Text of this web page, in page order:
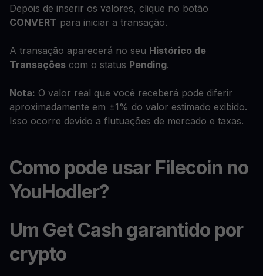
Depois de inserir os valores, clique no botão
CONVERT para iniciar a transação.
A transação aparecerá no seu Histórico de
Transações com o status Pending.
Nota: O valor real que você receberá pode diferir
aproximadamente em ±1% do valor estimado exibido.
Isso ocorre devido a flutuações de mercado e taxas.
Como pode usar Filecoin no
YouHodler?
Um Get Cash garantido por
crypto